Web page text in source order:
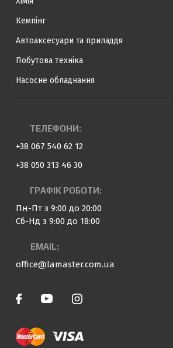
Кемпінг
Автоаксесуари та приладдя
Побутова техніка
Насосне обладнання
ТЕЛЕФОНИ:
+38 067 540 62 12
+38 050 313 46 30
ГРАФІК РОБОТИ:
Пн-Пт з 9:00 до 20:00
Сб-Нд з 9:00 до 18:00
EMAIL:
office@lamaster.com.ua